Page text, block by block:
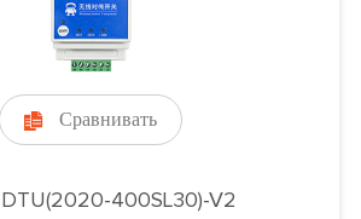
 Сравнивать
DTU(2020-400SL30)-V2